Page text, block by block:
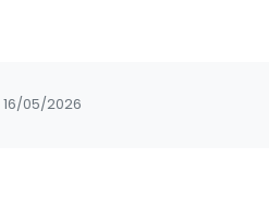
16/05/2026